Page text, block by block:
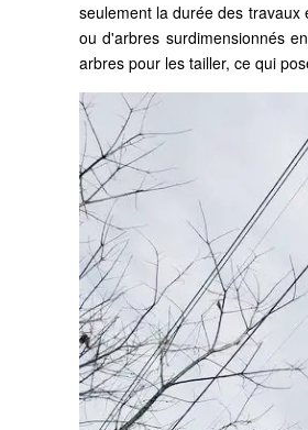
seulement la durée des
ou d'arbres surdimensionnés
arbres pour les tailler, ce qui